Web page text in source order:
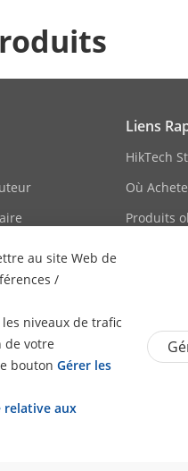
au site Web de
/
niveaux de trafic
de votre
bouton Gérer les
aux
Open
Liens
HikTech
Où
Produits